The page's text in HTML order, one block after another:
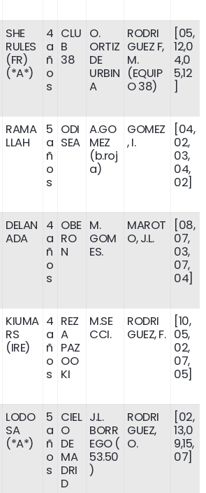
SHE
RULES
(FR)
(*A*)
4
a
ñ
o
s
CLU
B
38
O.
ORTIZ
DE
URBIN
A
RODRI
GUEZ F,
M.
(EQUIP
O 38)
[05,
12,0
4,0
5,12
]
RAMA
LLAH
5
a
ñ
o
s
ODI
SEA
A.GO
MEZ
(b.roj
a)
GOMEZ
, I.
[04,
02,
03,
04,
02]
DELAN
ADA
4
a
ñ
o
s
OBE
RO
N
M.
GOM
ES.
MAROT
O, J.L.
[08,
07,
03,
07,
04]
KIUMA
RS
(IRE)
4
a
ñ
o
s
REZ
A
PAZ
OO
KI
M.SE
CCI.
RODRI
GUEZ, F.
[10,
05,
02,
07,
05]
LODO
SA
(*A*)
5
a
ñ
o
s
CIEL
O
DE
MA
DRI
D
J.L.
BORR
EGO (
53.50
)
RODRI
GUEZ,
O.
[02,
13,0
9,15,
07]